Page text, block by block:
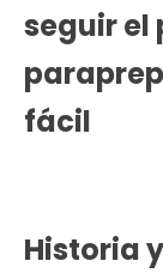
seguir el
fácil
Historia